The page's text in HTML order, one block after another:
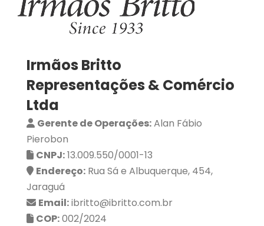
Irmãos Britto
Representações & Comércio
Ltda
Gerente de Operações:Alan Fábio
Pierobon
CNPJ:13.009.550/0001-13
Endereço: Rua Sá e Albuquerque, 454,
Jaraguá
Email:ibritto@ibritto.com.br
COP:002/2024